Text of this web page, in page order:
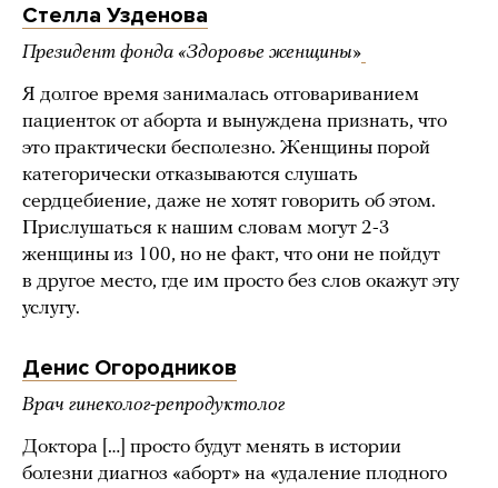
Стелла Узденова
Президент фонда «Здоровье женщины»
Я долгое время занималась отговариванием
пациенток от аборта и вынуждена признать, что
это практически бесполезно. Женщины порой
категорически отказываются слушать
сердцебиение, даже не хотят говорить об этом.
Прислушаться к нашим словам могут 2-3
женщины из 100, но не факт, что они не пойдут
в другое место, где им просто без слов окажут эту
услугу.
Денис Огородников
Врач гинеколог-репродуктолог
Доктора […] просто будут менять в истории
болезни диагноз «аборт» на «удаление плодного